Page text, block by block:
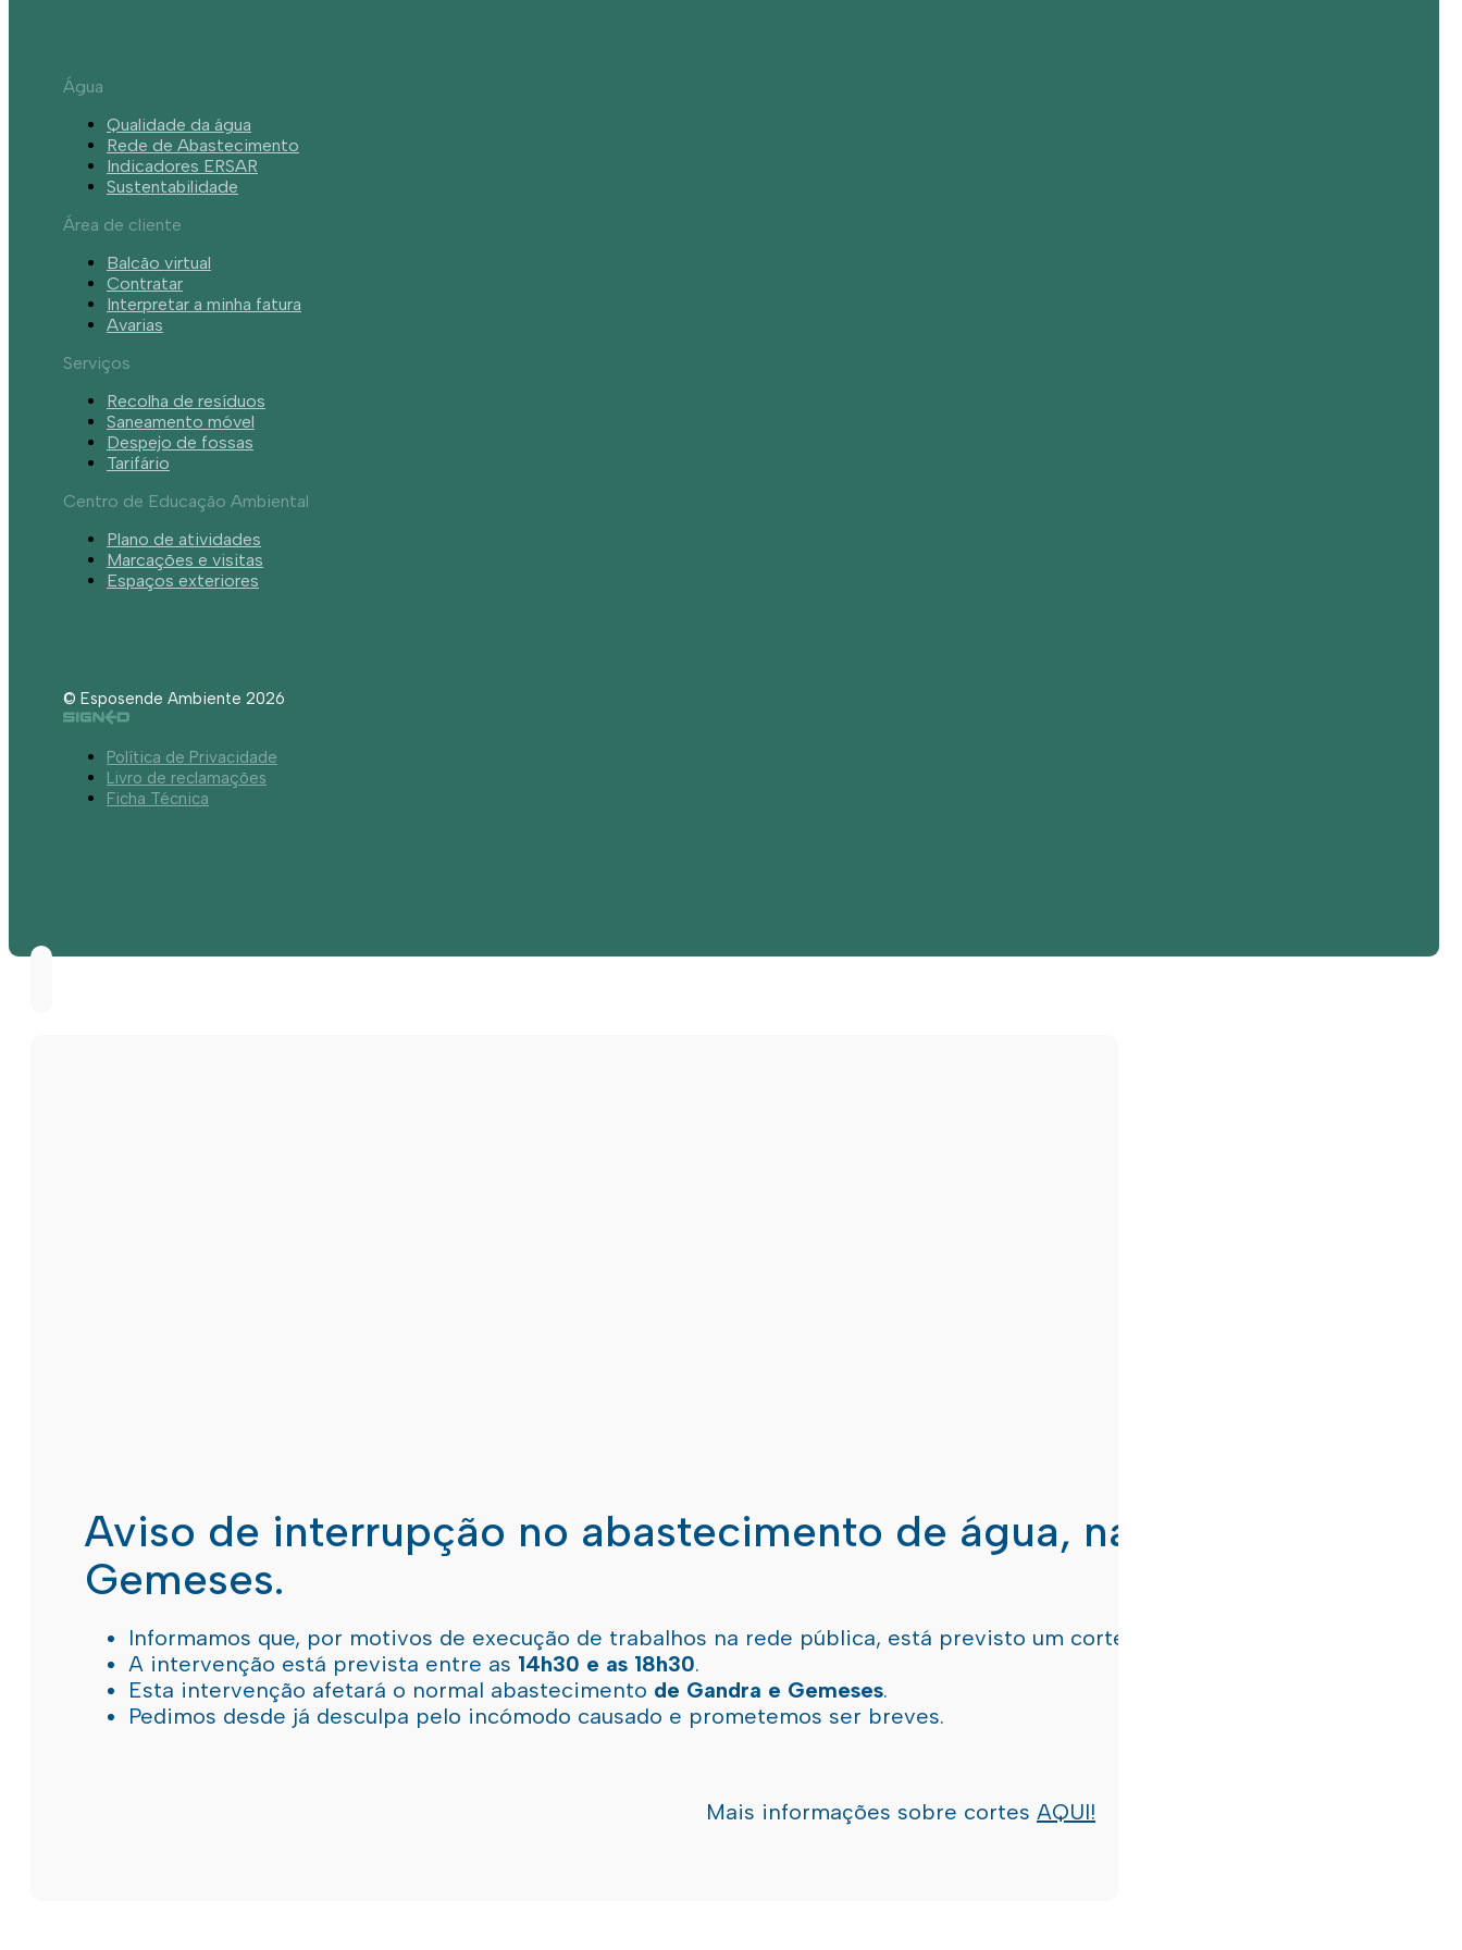
Água
Qualidade da água
Rede de Abastecimento
Indicadores ERSAR
Sustentabilidade
Área de cliente
Balcão virtual
Contratar
Interpretar a minha fatura
Avarias
Serviços
Recolha de resíduos
Saneamento móvel
Despejo de fossas
Tarifário
Centro de Educação Ambiental
Plano de atividades
Marcações e visitas
Espaços exteriores
© Esposende Ambiente 2026
Política de Privacidade
Livro de reclamações
Ficha Técnica
Aviso de interrupção no abastecimento de água, nas freguesias de
Gemeses.
Informamos que, por motivos de execução de trabalhos na rede pública, está previsto um corte de água
A intervenção está prevista entre as 14h30 e as 18h30.
Esta intervenção afetará o normal abastecimento de Gandra e Gemeses.
Pedimos desde já desculpa pelo incómodo causado e prometemos ser breves.
Mais informações sobre cortes AQUI!